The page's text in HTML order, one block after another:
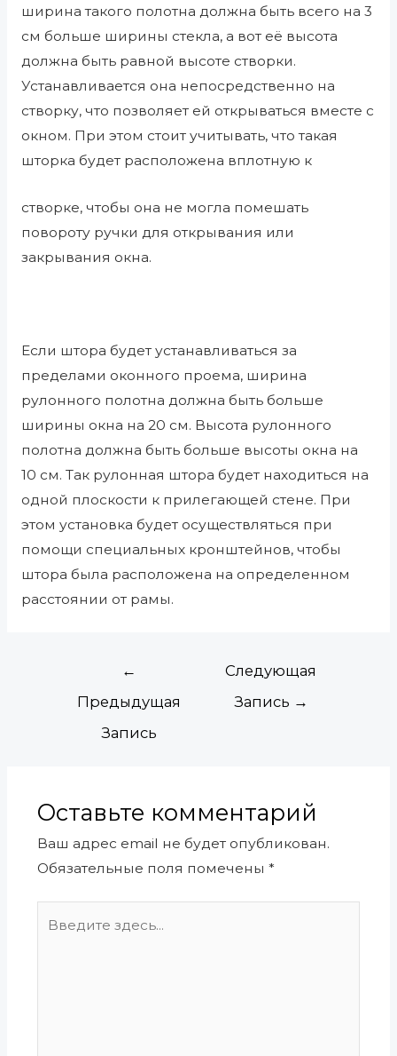
ширина такого полотна должна быть всего на 3
см больше ширины стекла, а вот её высота
должна быть равной высоте створки.
Устанавливается она непосредственно на
створку, что позволяет ей открываться вместе с
окном. При этом стоит учитывать, что такая
шторка будет расположена вплотную к
створке, чтобы она не могла помешать
повороту ручки для открывания или
закрывания окна.
Если штора будет устанавливаться за
пределами оконного проема, ширина
рулонного полотна должна быть больше
ширины окна на 20 см. Высота рулонного
полотна должна быть больше высоты окна на
10 см. Так рулонная штора будет находиться на
одной плоскости к прилегающей стене. При
этом установка будет осуществляться при
помощи специальных кронштейнов, чтобы
штора была расположена на определенном
расстоянии от рамы.
←
Предыдущая
Запись
Следующая
Запись →
Оставьте комментарий
Ваш адрес email не будет опубликован.
Обязательные поля помечены *